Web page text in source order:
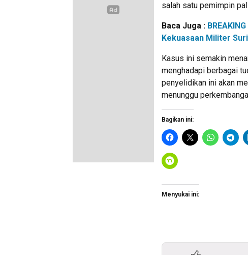
salah satu pemimpin
Baca Juga :
Kekuasaan Militer
Kasus ini semakin
menghadapi berbagai
penyelidikan ini akan
menunggu
Bagikan ini:
Menyukai ini: